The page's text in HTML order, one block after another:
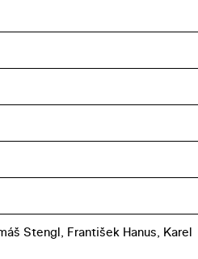
Stengl, František Hanus, Karel